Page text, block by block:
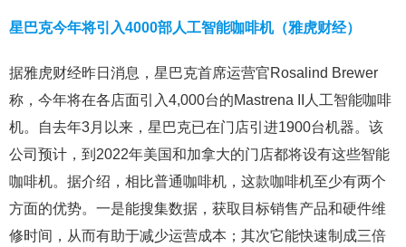
星巴克今年将引入4000部人工智能咖啡机（雅虎财经）
据雅虎财经昨日消息，星巴克首席运营官Rosalind Brewer
称，今年将在各店面引入4,000台的Mastrena II人工智能咖啡
机。自去年3月以来，星巴克已在门店引进1900台机器。该
公司预计，到2022年美国和加拿大的门店都将设有这些智能
咖啡机。据介绍，相比普通咖啡机，这款咖啡机至少有两个
方面的优势。一是能搜集数据，获取目标销售产品和硬件维
修时间，从而有助于减少运营成本；其次它能快速制成三倍